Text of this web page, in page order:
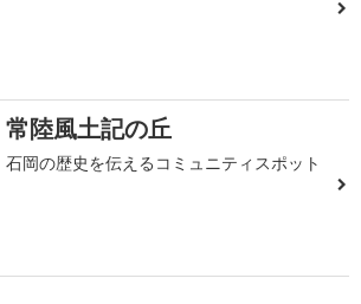
常陸風土記の丘
石岡の歴史を伝えるコミュニティスポット